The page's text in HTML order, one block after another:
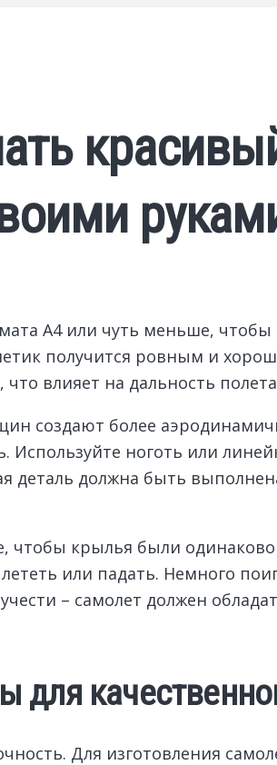
А4 или чуть меньше,
получится ровным и
влияет на дальность
создают более
ноготь или
деталь должна быть
чтобы крылья были
или падать. Немного
– самолет должен
для
Для изготовления